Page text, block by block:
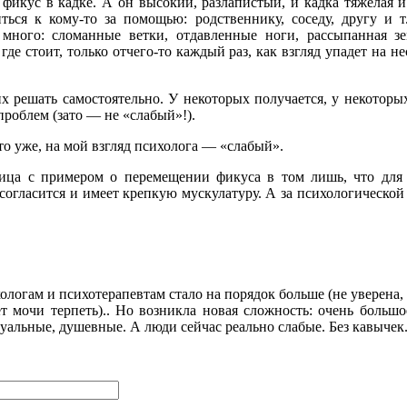
к кому-то за помощью: родственнику, соседу, другу
сломанные ветки, отдавленные ноги, рассыпанная
только отчего-то каждый раз, как взгляд упадет на
самостоятельно. У некоторых получается, у
(зато — не «слабый»!).
уже, на мой взгляд психолога — «слабый».
с примером о перемещении фикуса в том лишь, что для
и имеет крепкую мускулатуру. А за
и психотерапевтам стало на порядок больше (не
мочи терпеть).. Но возникла новая сложность: очень
душевные. А люди сейчас реально слабые. Без кавычек.